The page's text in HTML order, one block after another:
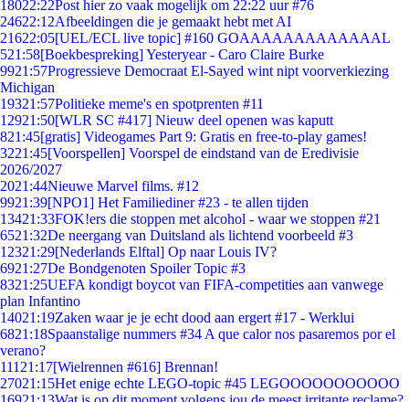
18022:22Post hier zo vaak mogelijk om 22:22 uur #76
24622:12Afbeeldingen die je gemaakt hebt met AI
21622:05[UEL/ECL live topic] #160 GOAAAAAAAAAAAAAL
521:58[Boekbespreking] Yesteryear - Caro Claire Burke
9921:57Progressieve Democraat El-Sayed wint nipt voorverkiezing
Michigan
19321:57Politieke meme's en spotprenten #11
12921:50[WLR SC #417] Nieuw deel openen was kaputt
821:45[gratis] Videogames Part 9: Gratis en free-to-play games!
3221:45[Voorspellen] Voorspel de eindstand van de Eredivisie
2026/2027
2021:44Nieuwe Marvel films. #12
9921:39[NPO1] Het Familiediner #23 - te allen tijden
13421:33FOK!ers die stoppen met alcohol - waar we stoppen #21
6521:32De neergang van Duitsland als lichtend voorbeeld #3
12321:29[Nederlands Elftal] Op naar Louis IV?
6921:27De Bondgenoten Spoiler Topic #3
8321:25UEFA kondigt boycot van FIFA-competities aan vanwege
plan Infantino
14021:19Zaken waar je je echt dood aan ergert #17 - Werklui
6821:18Spaanstalige nummers #34 A que calor nos pasaremos por el
verano?
111 21:17[Wielrennen #616] Brennan!
27021:15Het enige echte LEGO-topic #45 LEGOOOOOOOOOOO